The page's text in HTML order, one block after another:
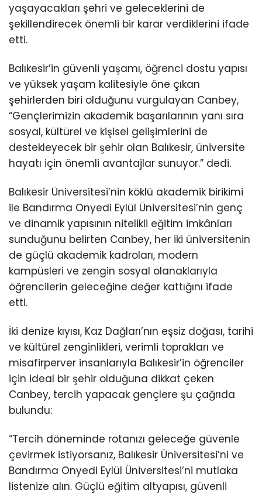
yaşayacakları şehri ve geleceklerini de
şekillendirecek önemli bir karar verdiklerini ifade
etti.
Balıkesir’in güvenli yaşamı, öğrenci dostu yapısı
ve yüksek yaşam kalitesiyle öne çıkan
şehirlerden biri olduğunu vurgulayan Canbey,
“Gençlerimizin akademik başarılarının yanı sıra
sosyal, kültürel ve kişisel gelişimlerini de
destekleyecek bir şehir olan Balıkesir, üniversite
hayatı için önemli avantajlar sunuyor.” dedi.
Balıkesir Üniversitesi’nin köklü akademik birikimi
ile Bandırma Onyedi Eylül Üniversitesi’nin genç
ve dinamik yapısının nitelikli eğitim imkânları
sunduğunu belirten Canbey, her iki üniversitenin
de güçlü akademik kadroları, modern
kampüsleri ve zengin sosyal olanaklarıyla
öğrencilerin geleceğine değer kattığını ifade
etti.
İki denize kıyısı, Kaz Dağları’nın eşsiz doğası, tarihi
ve kültürel zenginlikleri, verimli toprakları ve
misafirperver insanlarıyla Balıkesir’in öğrenciler
için ideal bir şehir olduğuna dikkat çeken
Canbey, tercih yapacak gençlere şu çağrıda
bulundu:
“Tercih döneminde rotanızı geleceğe güvenle
çevirmek istiyorsanız, Balıkesir Üniversitesi’ni ve
Bandırma Onyedi Eylül Üniversitesi’ni mutlaka
listenize alın. Güçlü eğitim altyapısı, güvenli